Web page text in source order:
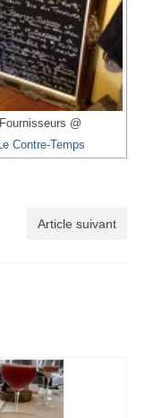
Fournisseurs @
Le Contre-Temps
Article suivant